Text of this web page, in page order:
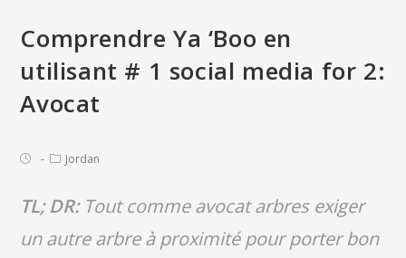
Comprendre Ya ‘Boo en
utilisant # 1 social media for 2:
Avocat
Jordan
TL; DR: Tout comme avocat arbres exiger
un autre arbre à proximité pour porter bon